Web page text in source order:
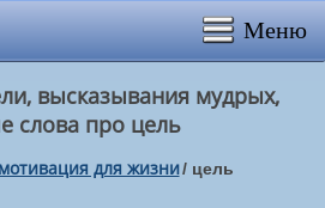
Меню
высказывания мудрых,
слова про цель
мотивация для жизни/ цель